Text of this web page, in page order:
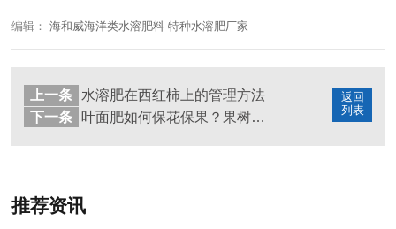
编辑：海和威海洋类水溶肥料 特种水溶肥厂家
返回
列表
上一条
水溶肥在西红柿上的管理方法
下一条
叶面肥如何保花保果？果树上怎么用！
推荐资讯